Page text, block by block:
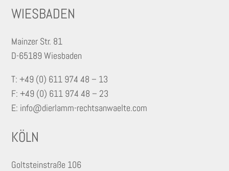
WIESBADEN
Mainzer Str. 81
D-65189 Wiesbaden
T: +49 (0) 611 974 48 – 13
F: +49 (0) 611 974 48 – 23
E: info@dierlamm-rechtsanwaelte.com
KÖLN
Goltsteinstraße 106